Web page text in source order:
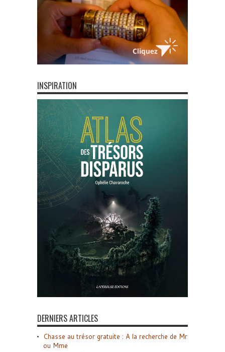
INSPIRATION
DERNIERS ARTICLES
Chasse au trésor gratuite : A la recherche de Mr
ou Mme